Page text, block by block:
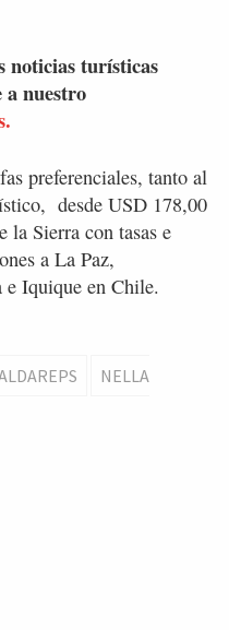
noticias turísticas
a nuestro
preferenciales, tanto al
desde USD 178,00
la Sierra con tasas e
a La Paz,
Iquique en Chile.
NELLA